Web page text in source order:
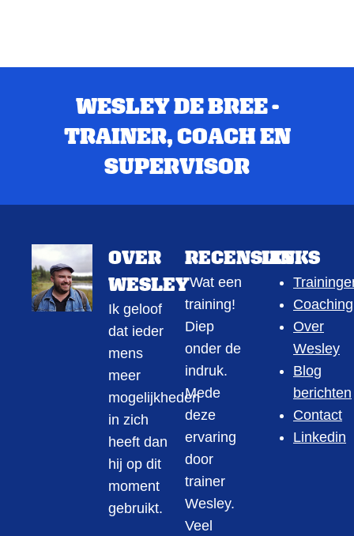
WESLEY DE BREE -
TRAINER, COACH EN
SUPERVISOR
OVER
WESLEY
Ik geloof
dat ieder
mens
meer
mogelijkheden
in zich
heeft dan
hij op dit
moment
gebruikt.
RECENSIES
"Wat een
training!
Diep
onder de
indruk.
Mede
deze
ervaring
door
trainer
Wesley.
Veel
LINKS
Coaching
Over
Wesley
Blog
berichten
Contact
Linkedin